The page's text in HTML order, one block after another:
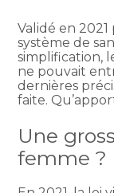
Validé en
système de
simplification,
ne pouvait
dernières
faite.
Une
femme ?